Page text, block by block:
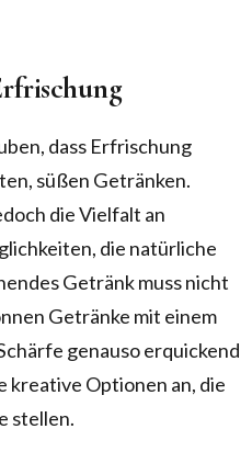
dass Erfrischung
süßen Getränken.
die Vielfalt an
die natürliche
Getränk muss nicht
Getränke mit einem
genauso erquickend
kreative Optionen an, die
stellen.